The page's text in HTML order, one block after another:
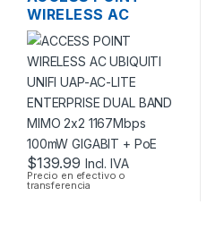
WIRELESS AC
UBIQUITI UNIFI UAP-
AC-LITE ENTERPRISE
DUAL BAND MIMO
2×2 1167MBPS
100MW GIGABIT +
POE
$139.99 Incl. IVA
Precio en efectivo o
transferencia